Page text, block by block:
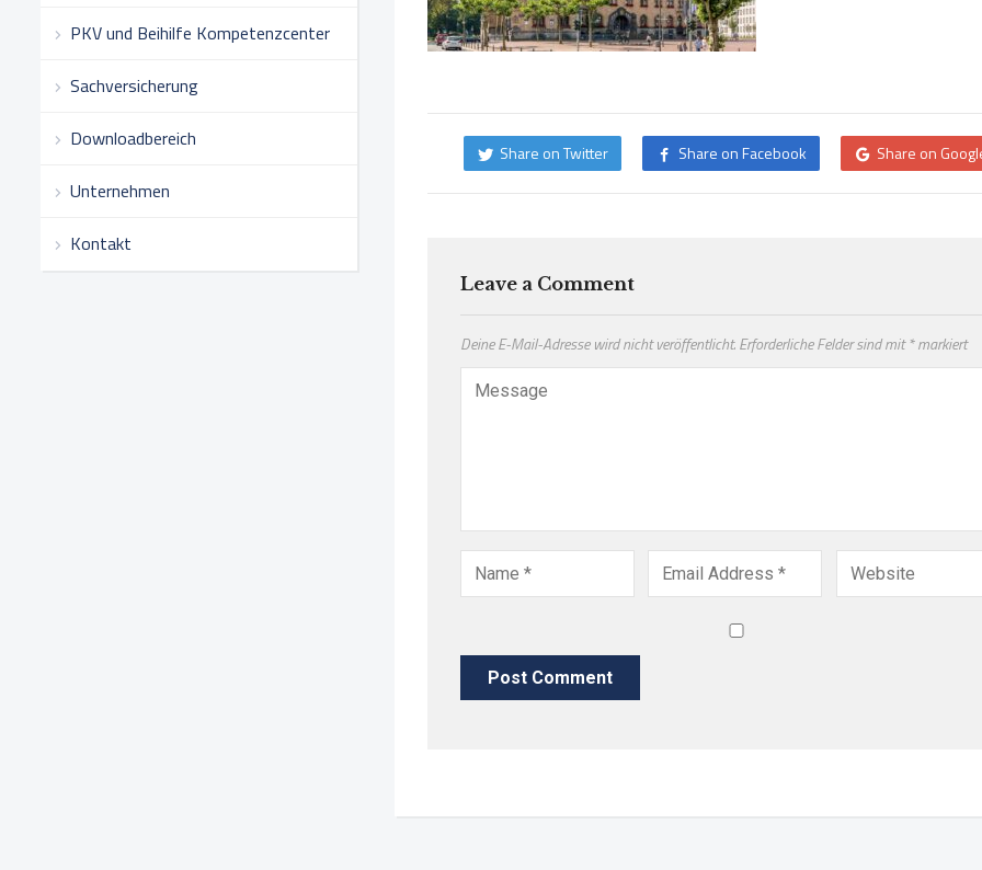
PKV und Beihilfe Kompetenzcenter
Sachversicherung
Downloadbereich
Unternehmen
Kontakt
Share on Twitter Share on Facebook Share on
Leave a Comment
Deine E-Mail-Adresse wird nicht veröffentlicht.Erforderliche Felder sind mit*markiert